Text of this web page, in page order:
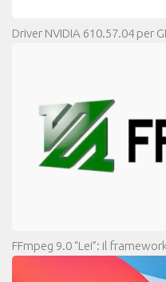
Driver NVIDIA 610.57.04 per
FFmpeg 9.0 “Lei”: il